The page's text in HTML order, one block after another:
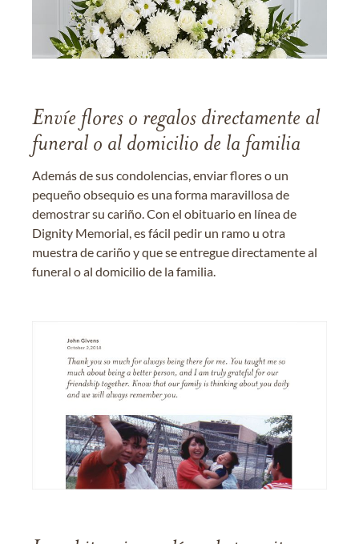
Envíe flores o regalos directamente al
funeral o al domicilio de la familia
Además de sus condolencias, enviar flores o un
pequeño obsequio es una forma maravillosa de
demostrar su cariño. Con el obituario en línea de
Dignity Memorial, es fácil pedir un ramo u otra
muestra de cariño y que se entregue directamente al
funeral o al domicilio de la familia.